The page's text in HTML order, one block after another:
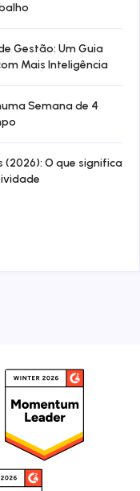
Gestão: Um Guia
Mais Inteligência
Semana de 4
(2026): O que significa